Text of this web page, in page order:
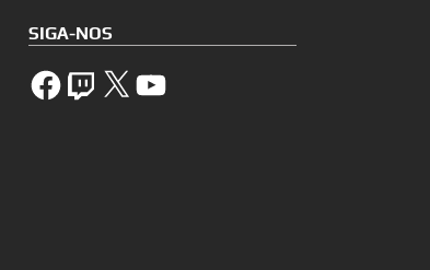
SIGA-NOS
FacebookTwitch X YouTube